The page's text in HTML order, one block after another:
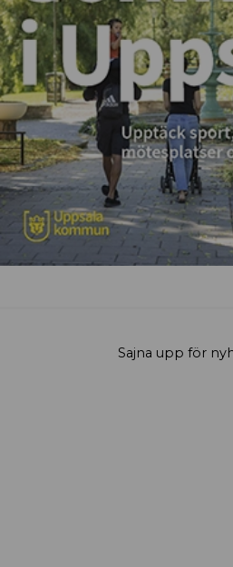
Sajna upp för